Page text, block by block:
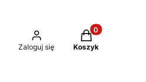
Zaloguj się
Produkty w
Koszyk